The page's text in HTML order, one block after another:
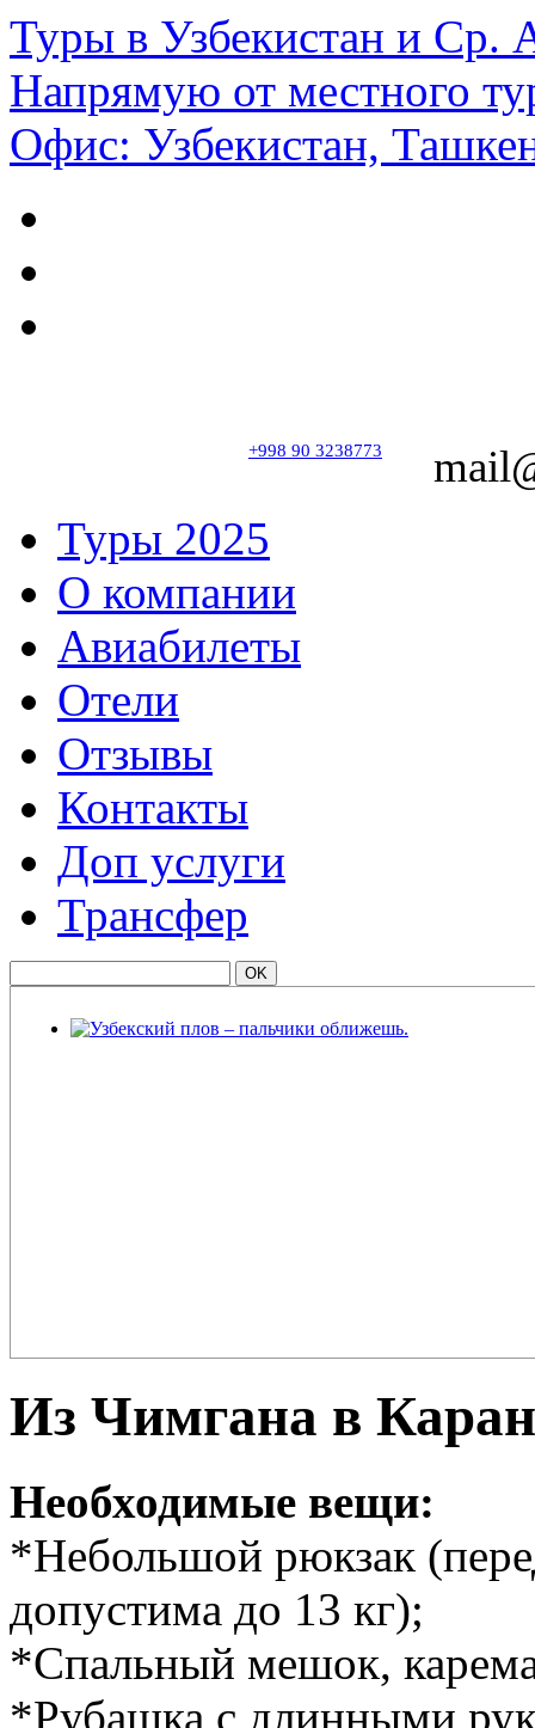
Туры в Узбекистан и Ср.
Напрямую от местного
Офис: Узбекистан,
+998 90 3238773
Туры 2025
О компании
Авиабилеты
Отели
Отзывы
Контакты
Доп услуги
Трансфер
Из Чимгана в
Необходимые вещи:
*Небольшой рюкзак
допустима до 13 кг);
*Спальный мешок,
*Рубашка с длинными